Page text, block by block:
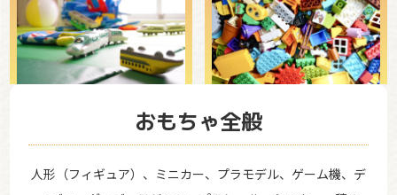
おもちゃ全般
人形（フィギュア）、ミニカー、プラモデル、ゲーム機、デ